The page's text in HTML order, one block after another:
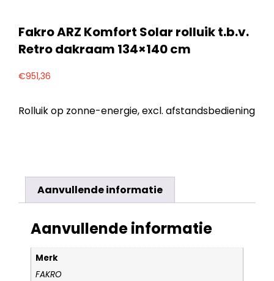
Fakro ARZ Komfort Solar rolluik t.b.v.
Retro dakraam 134×140 cm
€951,36
Rolluik op zonne-energie, excl. afstandsbediening
Aanvullende informatie
Aanvullende informatie
Merk
FAKRO